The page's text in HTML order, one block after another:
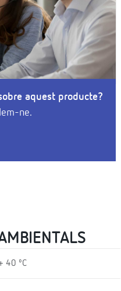
aquest producte?
ne.
40 ºC